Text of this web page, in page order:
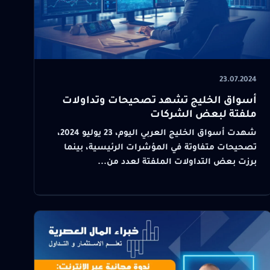
23.07.2024
أسواق الخليج تشهد تصحيحات وتداولات
ملفتة لبعض الشركات
شهدت أسواق الخليج العربي اليوم، 23 يوليو 2024،
تصحيحات متفاوتة في المؤشرات الرئيسية، بينما
برزت بعض التداولات الملفتة لعدد من...